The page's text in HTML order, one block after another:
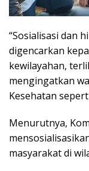
“Sosialisasi dan
digencarkan
kewilayahan,
mengingatkan
Kesehatan
Menurutnya,
masyarakat di